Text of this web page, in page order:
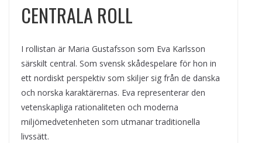
CENTRALA ROLL
I rollistan är Maria Gustafsson som Eva Karlsson
särskilt central. Som svensk skådespelare för hon in
ett nordiskt perspektiv som skiljer sig från de danska
och norska karaktärernas. Eva representerar den
vetenskapliga rationaliteten och moderna
miljömedvetenheten som utmanar traditionella
livssätt.